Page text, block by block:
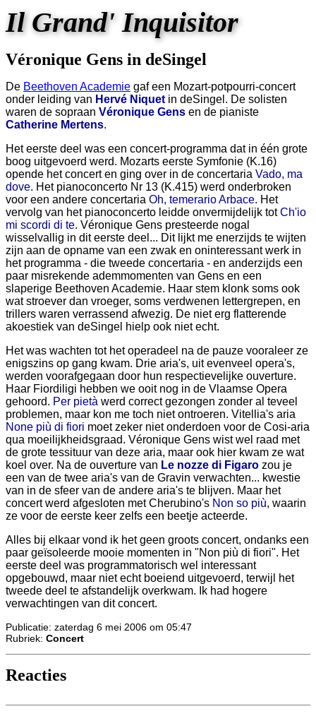
Il Grand' Inquisitor
Véronique Gens in deSingel
De Beethoven Academie gaf een Mozart-potpourri-concert
onder leiding van Hervé Niquet in deSingel. De solisten
waren de sopraan Véronique Gens en de pianiste
Catherine Mertens.
Het eerste deel was een concert-programma dat in één grote
boog uitgevoerd werd. Mozarts eerste Symfonie (K.16)
opende het concert en ging over in de concertaria Vado, ma
dove. Het pianoconcerto Nr 13 (K.415) werd onderbroken
voor een andere concertaria Oh, temerario Arbace. Het
vervolg van het pianoconcerto leidde onvermijdelijk totCh'io
mi scordi di te. Véronique Gens presteerde nogal
wisselvallig in dit eerste deel... Dit lijkt me enerzijds te wijten
zijn aan de opname van een zwak en oninteressant werk in
het programma - die tweede concertaria - en anderzijds een
paar misrekende ademmomenten van Gens en een
slaperige Beethoven Academie. Haar stem klonk soms ook
wat stroever dan vroeger, soms verdwenen lettergrepen, en
trillers waren verrassend afwezig. De niet erg flatterende
akoestiek van deSingel hielp ook niet echt.
Het was wachten tot het operadeel na de pauze vooraleer ze
enigszins op gang kwam. Drie aria's, uit evenveel opera's,
werden voorafgegaan door hun respectievelijke ouverture.
Haar Fiordiligi hebben we ooit nog in de Vlaamse Opera
gehoord. Per pietà werd correct gezongen zonder al teveel
problemen, maar kon me toch niet ontroeren. Vitellia's aria
None più di fiori moet zeker niet onderdoen voor de Cosi-aria
qua moeilijkheidsgraad. Véronique Gens wist wel raad met
de grote tessituur van deze aria, maar ook hier kwam ze wat
koel over. Na de ouverture van Le nozze di Figaro zou je
een van de twee aria's van de Gravin verwachten... kwestie
van in de sfeer van de andere aria's te blijven. Maar het
concert werd afgesloten met Cherubino's Non so più, waarin
ze voor de eerste keer zelfs een beetje acteerde.
Alles bij elkaar vond ik het geen groots concert, ondanks een
paar geïsoleerde mooie momenten in "Non più di fiori". Het
eerste deel was programmatorisch wel interessant
opgebouwd, maar niet echt boeiend uitgevoerd, terwijl het
tweede deel te afstandelijk overkwam. Ik had hogere
verwachtingen van dit concert.
Publicatie: zaterdag 6 mei 2006 om 05:47
Rubriek: Concert
Reacties